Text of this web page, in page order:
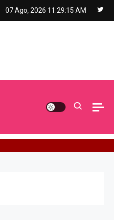
07 Ago, 2026 11:29:16 AM